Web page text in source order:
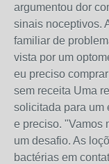
argumentou dor
sinais noceptivos.
familiar de
vista por um
eu preciso
sem receita Uma
solicitada para um
e preciso. "Vamos
um desafio. As
bactérias em